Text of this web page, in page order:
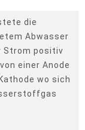
die
Abwasser
Strom positiv
einer Anode
wo sich